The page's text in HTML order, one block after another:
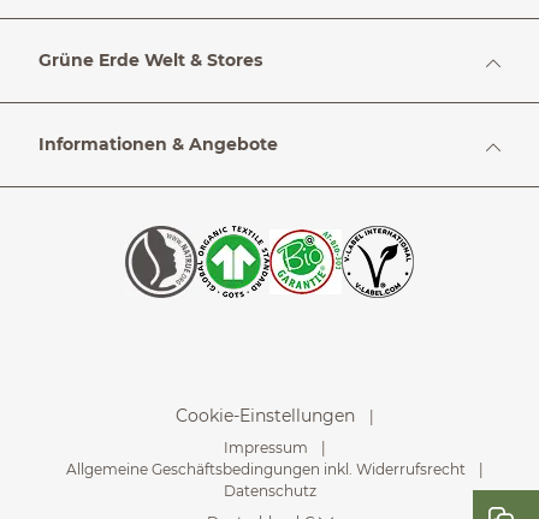
Grüne Erde Welt & Stores
Informationen & Angebote
Cookie-Einstellungen
Impressum
Allgemeine Geschäftsbedingungen inkl. Widerrufsrecht
Datenschutz